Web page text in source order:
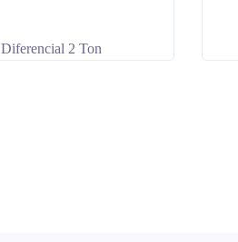
Diferencial 2 Ton